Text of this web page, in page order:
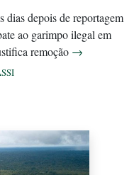
depois de reportagem
ao garimpo ilegal em
remoção →